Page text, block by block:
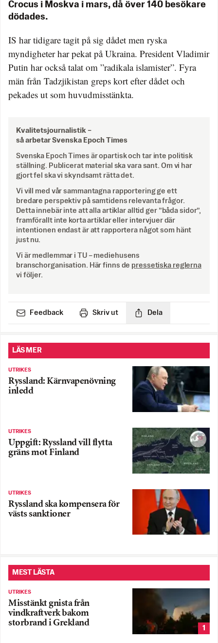
Crocus i Moskva i mars, då över 140 besökare
dödades.
IS har tidigare tagit på sig dådet men ryska
myndigheter har pekat på Ukraina. President Vladimir
Putin har också talat om ”radikala islamister”. Fyra
män från Tadzjikistan greps kort efter dådet och
pekades ut som huvudmisstänkta.
Kvalitetsjournalistik –
så arbetar Svenska Epoch Times
Svenska Epoch Times är opartisk och tar inte politisk
ställning. Publicerat material ska vara sant. Om vi har
gjort fel ska vi skyndsamt rätta det.
Vi vill med vår sammantagna rapportering ge ett
bredare perspektiv på samtidens relevanta frågor.
Detta innebär inte att alla artiklar alltid ger ”båda sidor”,
framförallt inte korta artiklar eller intervjuer där
intentionen endast är att rapportera något som hänt
just nu.
Vi är medlemmar i TU – mediehusens
branschorganisation. Här finns de pressetiska reglerna
vi följer.
Feedback Skriv ut Dela
LÄS MER
UTRIKES
Ryssland: Kärnvapenövning
inledd
UTRIKES
Uppgift: Ryssland vill flytta
gräns mot Finland
UTRIKES
Ryssland ska kompensera för
västs sanktioner
MEST LÄSTA
UTRIKES
Misstänkt gnista från
vindkraftverk bakom
storbrand i Grekland
1